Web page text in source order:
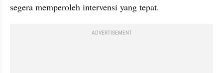
segera memperoleh intervensi yang tepat.
ADVERTISEMENT